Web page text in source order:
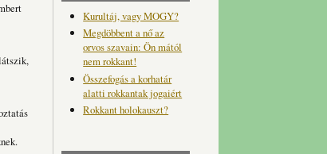
Kurultáj, vagy MOGY?
Megdöbbent a nő az
orvos szavain: Ön mától
nem rokkant!
Összefogás a korhatár
alatti rokkantak jogaiért
Rokkant holokauszt?